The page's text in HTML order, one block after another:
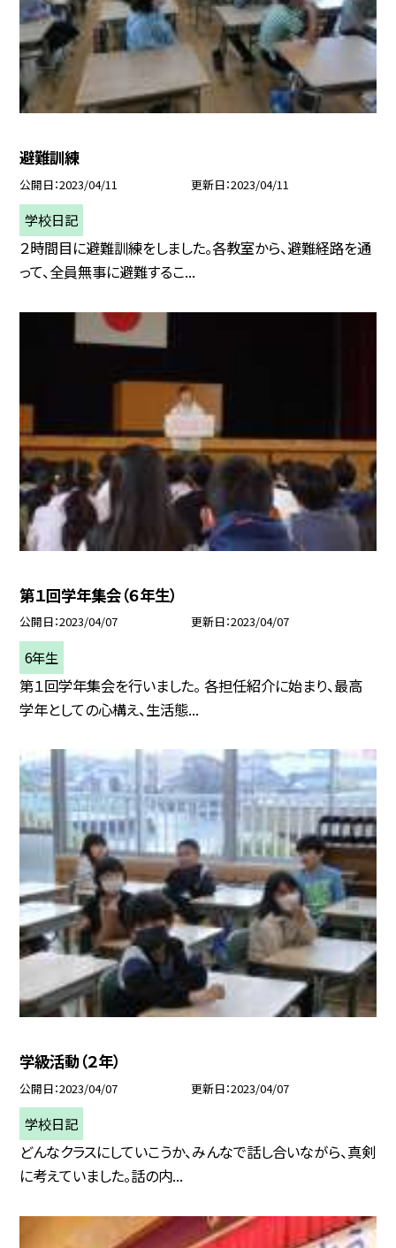
避難訓練
公開日 2023/04/11 更新日 2023/04/11
学校日記
２時間目に避難訓練をしました。各教室から、避難経路を通
って、全員無事に避難するこ...
第１回学年集会（６年生）
公開日 2023/04/07 更新日 2023/04/07
6年生
第１回学年集会を行いました。 各担任紹介に始まり、最高
学年としての心構え、生活態...
学級活動（２年）
公開日 2023/04/07 更新日 2023/04/07
学校日記
どんなクラスにしていこうか、みんなで話し合いながら、真剣
に考えていました。話の内...